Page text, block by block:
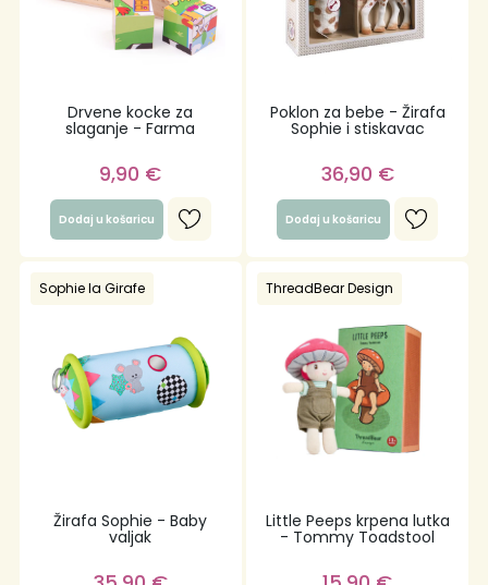
Drvene kocke za
slaganje - Farma
9,90 €
Dodaj u košaricu
Poklon za bebe - Žirafa
Sophie i stiskavac
36,90 €
Dodaj u košaricu
Žirafa Sophie - Baby
valjak
Sophie la Girafe
Little Peeps krpena lutka
- Tommy Toadstool
ThreadBear Design